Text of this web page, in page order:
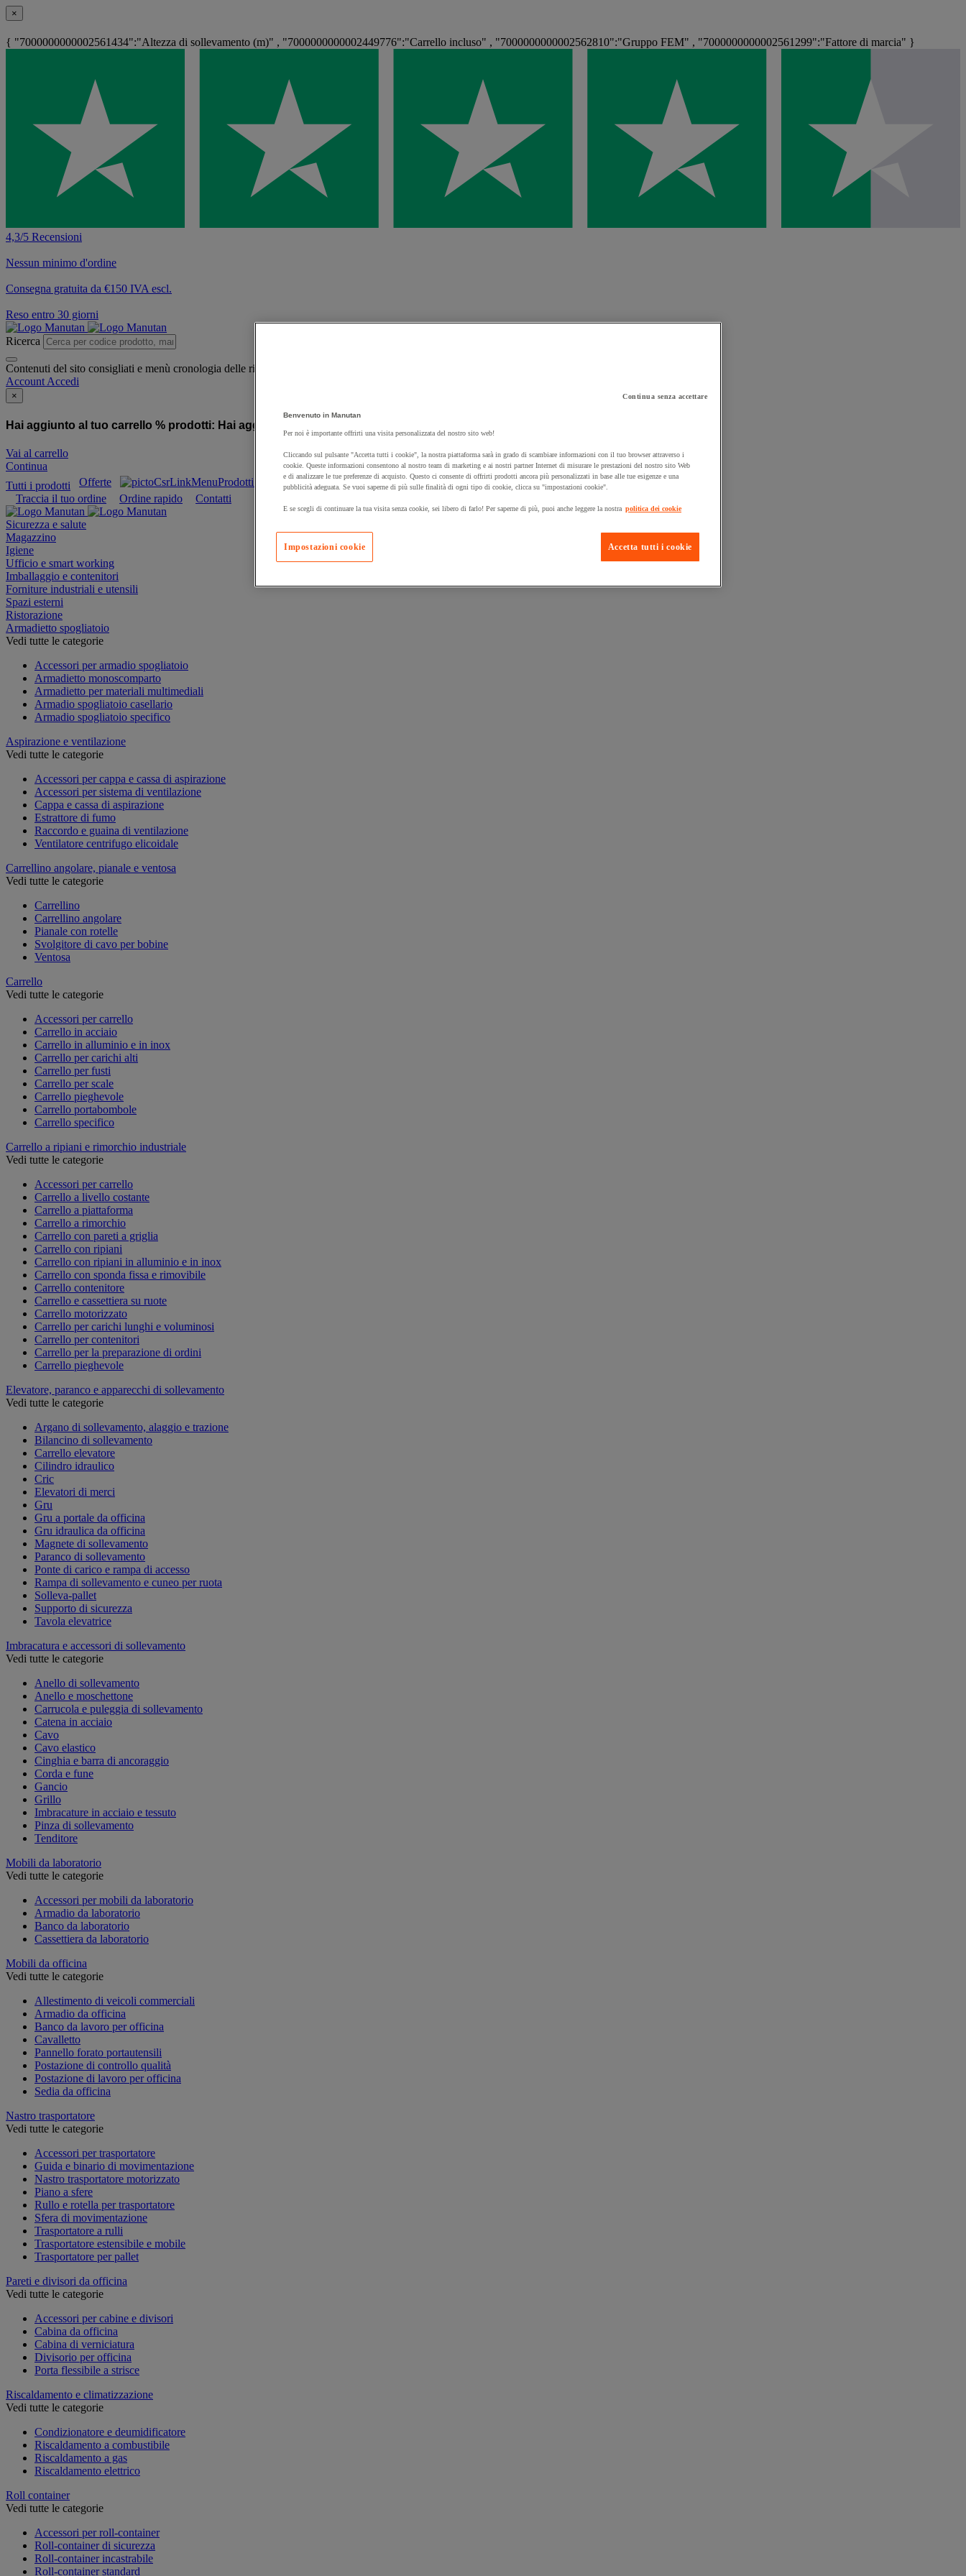
×
{ "7000000000002561434":"Altezza di sollevamento (m)" , "7000000000002449776":"Carrello incluso" , "7000000000002562810":"Gruppo FEM" , "7000000000002561299":"Fattore di marcia" }
4,3/5 Recensioni
Nessun minimo d'ordine
Consegna gratuita da €150 IVA escl.
Reso entro 30 giorni
Ricerca
Contenuti del sito consigliati e menù cronologia delle ricerche
Account Accedi
×
Hai aggiunto al tuo carrello % prodotti: Hai aggiunto al tuo carrello un prodotto:
Vai al carrello
Continua
Tutti i prodotti
Offerte Prodotti sostenibili Manutan Expert
Prodotti in pronta consegna
Traccia il tuo ordine
Ordine rapido Contatti
Sicurezza e salute
Magazzino
Igiene
Ufficio e smart working
Imballaggio e contenitori
Forniture industriali e utensili
Spazi esterni
Ristorazione
Armadietto spogliatoio
Vedi tutte le categorie
Accessori per armadio spogliatoio
Armadietto monoscomparto
Armadietto per materiali multimediali
Armadio spogliatoio casellario
Armadio spogliatoio specifico
Aspirazione e ventilazione
Vedi tutte le categorie
Accessori per cappa e cassa di aspirazione
Accessori per sistema di ventilazione
Cappa e cassa di aspirazione
Estrattore di fumo
Raccordo e guaina di ventilazione
Ventilatore centrifugo elicoidale
Carrellino angolare, pianale e ventosa
Vedi tutte le categorie
Carrellino
Carrellino angolare
Pianale con rotelle
Svolgitore di cavo per bobine
Ventosa
Carrello
Vedi tutte le categorie
Accessori per carrello
Carrello in acciaio
Carrello in alluminio e in inox
Carrello per carichi alti
Carrello per fusti
Carrello per scale
Carrello pieghevole
Carrello portabombole
Carrello specifico
Carrello a ripiani e rimorchio industriale
Vedi tutte le categorie
Accessori per carrello
Carrello a livello costante
Carrello a piattaforma
Carrello a rimorchio
Carrello con pareti a griglia
Carrello con ripiani
Carrello con ripiani in alluminio e in inox
Carrello con sponda fissa e rimovibile
Carrello contenitore
Carrello e cassettiera su ruote
Carrello motorizzato
Carrello per carichi lunghi e voluminosi
Carrello per contenitori
Carrello per la preparazione di ordini
Carrello pieghevole
Elevatore, paranco e apparecchi di sollevamento
Vedi tutte le categorie
Argano di sollevamento, alaggio e trazione
Bilancino di sollevamento
Carrello elevatore
Cilindro idraulico
Cric
Elevatori di merci
Gru
Gru a portale da officina
Gru idraulica da officina
Magnete di sollevamento
Paranco di sollevamento
Ponte di carico e rampa di accesso
Rampa di sollevamento e cuneo per ruota
Solleva-pallet
Supporto di sicurezza
Tavola elevatrice
Imbracatura e accessori di sollevamento
Vedi tutte le categorie
Anello di sollevamento
Anello e moschettone
Carrucola e puleggia di sollevamento
Catena in acciaio
Cavo
Cavo elastico
Cinghia e barra di ancoraggio
Corda e fune
Gancio
Grillo
Imbracature in acciaio e tessuto
Pinza di sollevamento
Tenditore
Mobili da laboratorio
Vedi tutte le categorie
Accessori per mobili da laboratorio
Armadio da laboratorio
Banco da laboratorio
Cassettiera da laboratorio
Mobili da officina
Vedi tutte le categorie
Allestimento di veicoli commerciali
Armadio da officina
Banco da lavoro per officina
Cavalletto
Pannello forato portautensili
Postazione di controllo qualità
Postazione di lavoro per officina
Sedia da officina
Nastro trasportatore
Vedi tutte le categorie
Accessori per trasportatore
Guida e binario di movimentazione
Nastro trasportatore motorizzato
Piano a sfere
Rullo e rotella per trasportatore
Sfera di movimentazione
Trasportatore a rulli
Trasportatore estensibile e mobile
Trasportatore per pallet
Pareti e divisori da officina
Vedi tutte le categorie
Accessori per cabine e divisori
Cabina da officina
Cabina di verniciatura
Divisorio per officina
Porta flessibile a strisce
Riscaldamento e climatizzazione
Vedi tutte le categorie
Condizionatore e deumidificatore
Riscaldamento a combustibile
Riscaldamento a gas
Riscaldamento elettrico
Roll container
Vedi tutte le categorie
Accessori per roll-container
Roll-container di sicurezza
Roll-container incastrabile
Roll-container standard
Continua senza accettare
Benvenuto in Manutan
Per noi è importante offrirti una visita personalizzata del nostro sito web!
Cliccando sul pulsante "Accetta tutti i cookie", la nostra piattaforma sarà in grado di scambiare informazioni con il tuo browser attraverso i
cookie. Queste informazioni consentono al nostro team di marketing e ai nostri partner Internet di misurare le prestazioni del nostro sito Web
e di analizzare le tue preferenze di acquisto. Questo ci consente di offrirti prodotti ancora più personalizzati in base alle tue esigenze e una
pubblicità adeguata. Se vuoi saperne di più sulle finalità di ogni tipo di cookie, clicca su "impostazioni cookie".
E se scegli di continuare la tua visita senza cookie, sei libero di farlo! Per saperne di più, puoi anche leggere la nostra politica dei cookie
Accetta tutti i cookie
Impostazioni cookie